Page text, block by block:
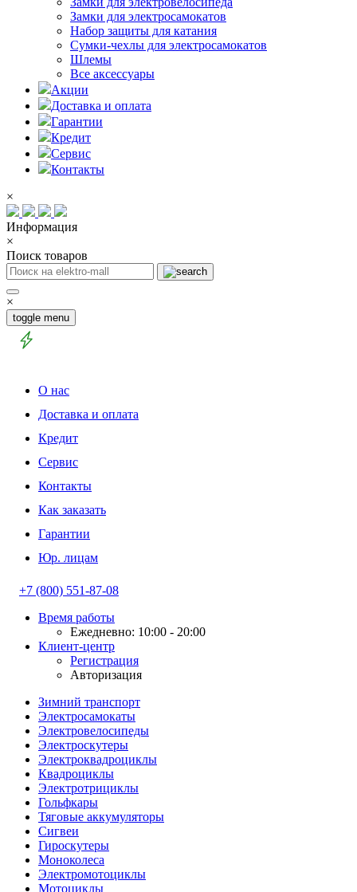
Замки для электросамокатов
Набор защиты для катания
Сумки-чехлы для электросамокатов
Шлемы
Все аксессуары
Акции
Доставка и оплата
Гарантии
Кредит
Сервис
Контакты
×
Информация
×
Поиск товаров
×
toggle menu
О нас
Доставка и оплата
Кредит
Сервис
Контакты
Как заказать
Гарантии
Юр. лицам
+7 (800) 551-87-08
Время работы
Ежедневно: 10:00 - 20:00
Клиент-центр
Регистрация
Авторизация
Зимний транспорт
Электросамокаты
Электровелосипеды
Электроскутеры
Электроквадроциклы
Квадроциклы
Электротрициклы
Гольфкары
Тяговые аккумуляторы
Сигвеи
Гироскутеры
Моноколеса
Электромотоциклы
Мотоциклы